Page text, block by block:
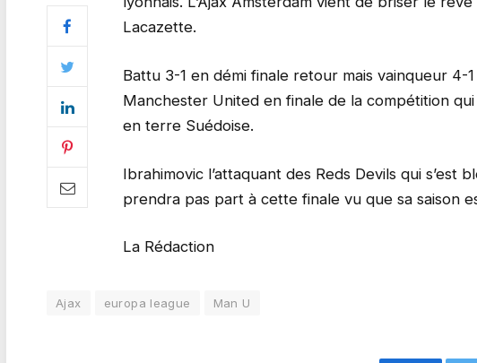
Lacazette.
Battu 3-1 en démi finale retour mais vainqueur 4-1
Manchester United en finale de la compétition
en terre Suédoise.
Ibrahimovic l’attaquant des Reds Devils qui s’est
prendra pas part à cette finale vu que sa saison
La Rédaction
Ajax europa league Man U